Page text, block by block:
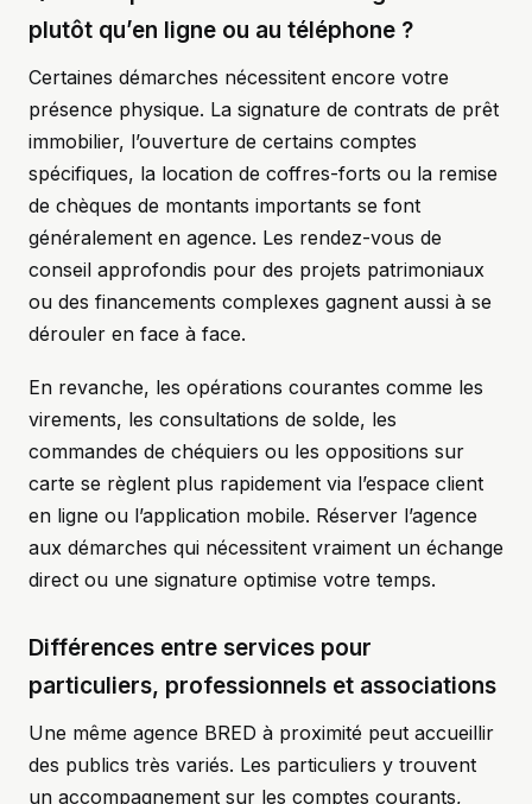
plutôt qu’en ligne ou au téléphone ?
Certaines démarches nécessitent encore votre
présence physique. La signature de contrats de prêt
immobilier, l’ouverture de certains comptes
spécifiques, la location de coffres-forts ou la remise
de chèques de montants importants se font
généralement en agence. Les rendez-vous de
conseil approfondis pour des projets patrimoniaux
ou des financements complexes gagnent aussi à se
dérouler en face à face.
En revanche, les opérations courantes comme les
virements, les consultations de solde, les
commandes de chéquiers ou les oppositions sur
carte se règlent plus rapidement via l’espace client
en ligne ou l’application mobile. Réserver l’agence
aux démarches qui nécessitent vraiment un échange
direct ou une signature optimise votre temps.
Différences entre services pour
particuliers, professionnels et associations
Une même agence BRED à proximité peut accueillir
des publics très variés. Les particuliers y trouvent
un accompagnement sur les comptes courants,